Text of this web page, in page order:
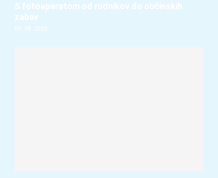
S fotoaparatom od rudnikov do občinskih
zabav
06. 08. 2026